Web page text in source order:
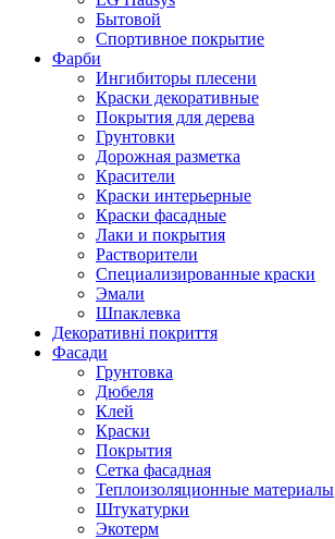
Бытовой
Спортивное покрытие
Фарби
Ингибиторы плесени
Краски декоративные
Покрытия для дерева
Грунтовки
Дорожная разметка
Красители
Краски интерьерные
Краски фасадные
Лаки и покрытия
Растворители
Специализированные краски
Эмали
Шпаклевка
Декоративні покриття
Фасади
Грунтовка
Дюбеля
Клей
Краски
Покрытия
Сетка фасадная
Теплоизоляционные материалы
Штукатурки
Экотерм